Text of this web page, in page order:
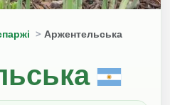
Аржентельська